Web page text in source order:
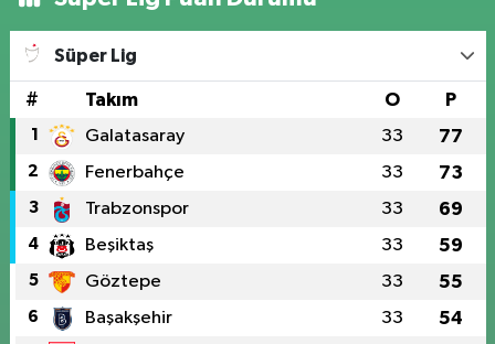
Süper Lig
# Takım O P
1 Galatasaray 33 77
2 Fenerbahçe 33 73
3 Trabzonspor 33 69
4 Beşiktaş 33 59
5 Göztepe 33 55
6 Başakşehir 33 54